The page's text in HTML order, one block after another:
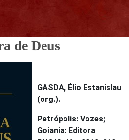
de Deus
GASDA, Élio Estanislau
(org.).
Petrópolis: Vozes;
Goiania: Editora